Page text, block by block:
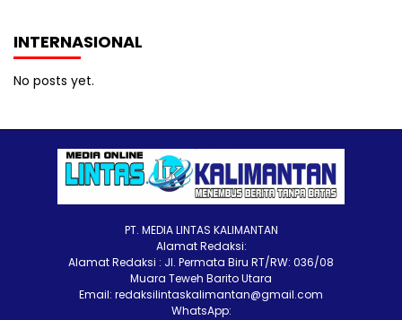
INTERNASIONAL
No posts yet.
PT. MEDIA LINTAS KALIMANTAN
Alamat Redaksi:
Alamat Redaksi : Jl. Permata Biru RT/RW: 036/08
Muara Teweh Barito Utara
Email: redaksilintaskalimantan@gmail.com
WhatsApp: